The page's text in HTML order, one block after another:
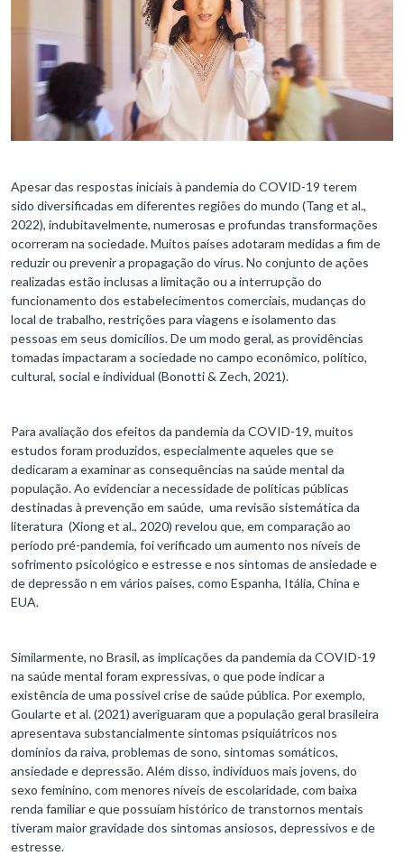
Apesar das respostas iniciais à pandemia do COVID-19 terem
sido diversificadas em diferentes regiões do mundo (Tang et al.,
2022), indubitavelmente, numerosas e profundas transformações
ocorreram na sociedade. Muitos países adotaram medidas a fim de
reduzir ou prevenir a propagação do vírus. No conjunto de ações
realizadas estão inclusas a limitação ou a interrupção do
funcionamento dos estabelecimentos comerciais, mudanças do
local de trabalho, restrições para viagens e isolamento das
pessoas em seus domicílios. De um modo geral, as providências
tomadas impactaram a sociedade no campo econômico, político,
cultural, social e individual (Bonotti & Zech, 2021).
Para avaliação dos efeitos da pandemia da COVID-19, muitos
estudos foram produzidos, especialmente aqueles que se
dedicaram a examinar as consequências na saúde mental da
população. Ao evidenciar a necessidade de políticas públicas
destinadas à prevenção em saúde, uma revisão sistemática da
literatura (Xiong et al., 2020) revelou que, em comparação ao
período pré-pandemia, foi verificado um aumento nos níveis de
sofrimento psicológico e estresse e nos sintomas de ansiedade e
de depressão n em vários países, como Espanha, Itália, China e
EUA.
Similarmente, no Brasil, as implicações da pandemia da COVID-19
na saúde mental foram expressivas, o que pode indicar a
existência de uma possível crise de saúde pública. Por exemplo,
Goularte et al. (2021) averiguaram que a população geral brasileira
apresentava substancialmente sintomas psiquiátricos nos
domínios da raiva, problemas de sono, sintomas somáticos,
ansiedade e depressão. Além disso, indivíduos mais jovens, do
sexo feminino, com menores níveis de escolaridade, com baixa
renda familiar e que possuíam histórico de transtornos mentais
tiveram maior gravidade dos sintomas ansiosos, depressivos e de
estresse.